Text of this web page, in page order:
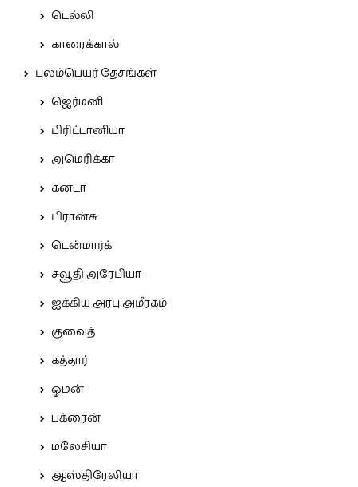
டெல்லி
காரைக்கால்
புலம்பெயர் தேசங்கள்
ஜெர்மனி
பிரிட்டானியா
அமெரிக்கா
கனடா
பிரான்சு
டென்மார்க்
சவூதி அரேபியா
ஐக்கிய அரபு அமீரகம்
குவைத்
கத்தார்
ஓமன்
பக்ரைன்
மலேசியா
ஆஸ்திரேலியா